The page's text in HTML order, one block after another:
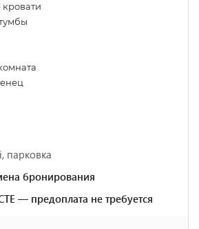
парковка
бронирования
— предоплата не требуется